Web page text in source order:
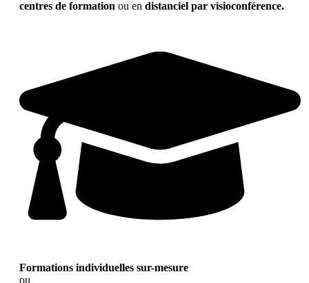
centres de formation ou en distanciel par visioconférence.
Formations individuelles sur-mesure
ou